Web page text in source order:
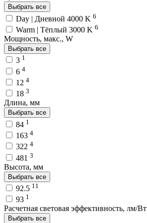
Выбрать все
Day | Дневной 4000 K 6
Warm | Тёплый 3000 K 6
Мощность, макс., W
Выбрать все
3 1
6 4
12 4
18 3
Длина, мм
Выбрать все
84 1
163 4
322 4
481 3
Высота, мм
Выбрать все
92.5 11
93 1
Расчетная световая эффективность, лм/Вт
Выбрать все